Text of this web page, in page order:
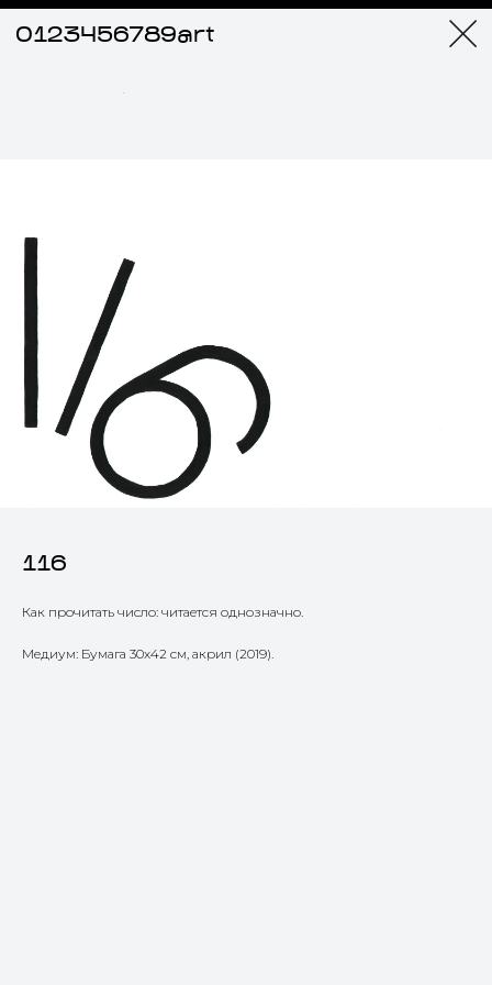
0123456789art
116
Как прочитать число: читается однозначно.
Медиум: Бумага 30х42 см, акрил (2019).